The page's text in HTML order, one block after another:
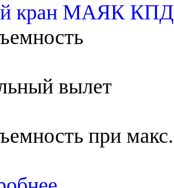
кран МАЯК КПД
вылет
при